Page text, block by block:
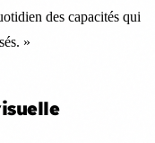
des capacités qui
»